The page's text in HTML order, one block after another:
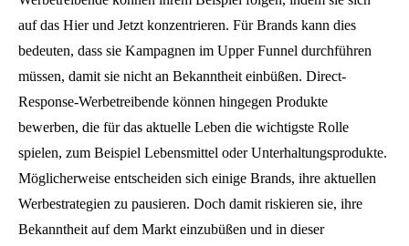
auf das Hier und Jetzt konzentrieren. Für Brands kann dies
bedeuten, dass sie Kampagnen im Upper Funnel durchführen
müssen, damit sie nicht an Bekanntheit einbüßen. Direct-
Response-Werbetreibende können hingegen Produkte
bewerben, die für das aktuelle Leben die wichtigste Rolle
spielen, zum Beispiel Lebensmittel oder Unterhaltungsprodukte.
Möglicherweise entscheiden sich einige Brands, ihre aktuellen
Werbestrategien zu pausieren. Doch damit riskieren sie, ihre
Bekanntheit auf dem Markt einzubüßen und in dieser